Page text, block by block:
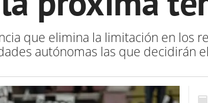
que elimina la limitación en los
autónomas las que decidirán